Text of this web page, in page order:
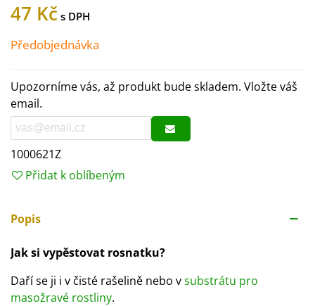
47 Kč
Předobjednávka
Upozorníme vás, až produkt bude skladem. Vložte váš
email.
1000621Z
Přidat k oblíbeným
Popis
Jak si vypěstovat rosnatku?
Daří se ji i v čisté rašelině nebo vsubstrátu pro
masožravé rostliny.